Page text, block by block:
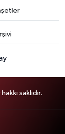
saklıdır.